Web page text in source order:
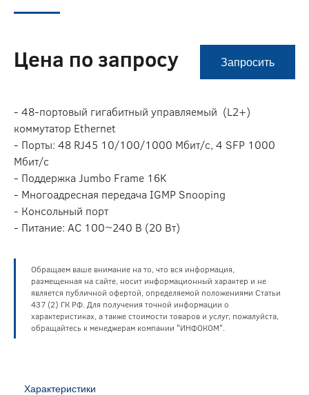
Цена по запросу Запросить
- 48-портовый гигабитный управляемый (L2+)
коммутатор Ethernet
- Порты: 48 RJ45 10/100/1000 Мбит/с, 4 SFP 1000
Мбит/с
- Поддержка Jumbo Frame 16K
- Многоадресная передача IGMP Snooping
- Консольный порт
- Питание: AC 100~240 В (20 Вт)
Обращаем ваше внимание на то, что вся информация,
размещенная на сайте, носит информационный характер и не
является публичной офертой, определяемой положениями Статьи
437 (2) ГК РФ. Для получения точной информации о
характеристиках, а также стоимости товаров и услуг, пожалуйста,
обращайтесь к менеджерам компании "ИНФОКОМ".
Характеристики